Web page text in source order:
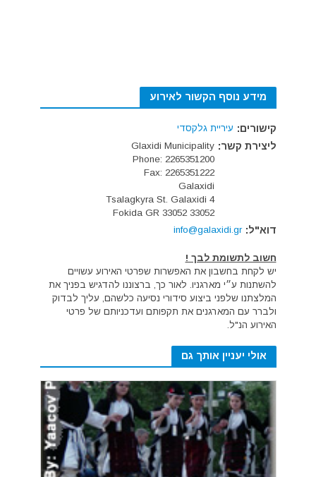
מידע נוסף הקשור לאירוע
קישורים: עיריית גלקסדי
ליצירת קשר: Glaxidi Municipality
Phone: 2265351200
Fax: 2265351222
Galaxidi
4 Tsalagkyra St. Galaxidi
Fokida GR 33052 33052
דוא"ל: info@galaxidi.gr
חשוב לתשומת לבך !
יש לקחת בחשבון את האפשרות שפרטי האירוע עשויים
להשתנות ע״י מארגניו. לאור כך, ברצוננו להדגיש בפניך את
המלצתנו שלפני ביצוע סידורי נסיעה כלשהם, עליך לבדוק
ולברר עם המארגנים את תקפותם ועדכניותם של פרטי
האירוע הנ"ל.
אולי יעניין אותך גם